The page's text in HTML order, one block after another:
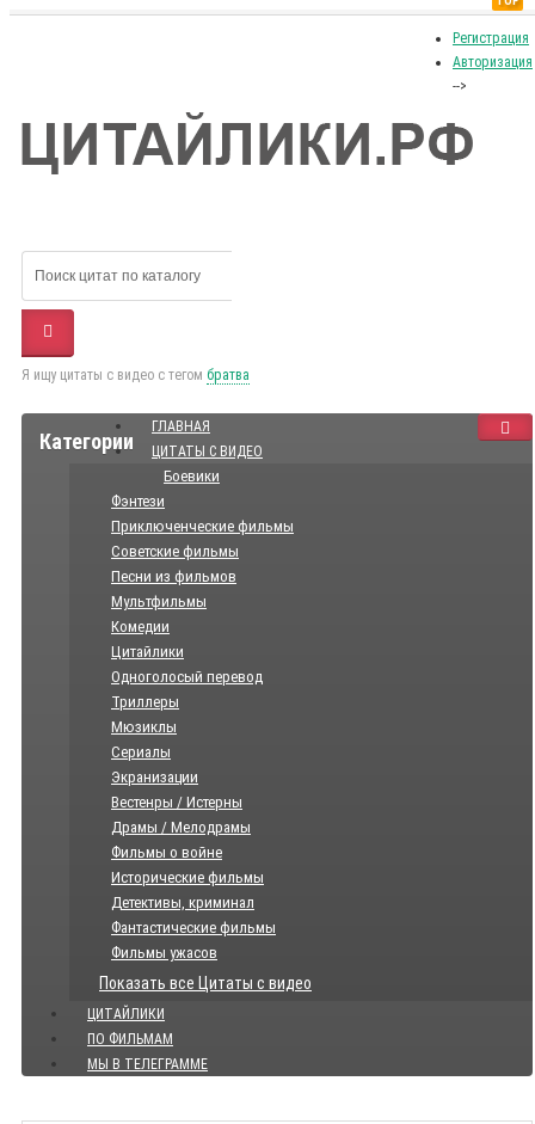
Регистрация
Авторизация
-->
Я ищу цитаты с видео с тегом братва
Категории
ГЛАВНАЯ
ЦИТАТЫ С ВИДЕО
Боевики
Фэнтези
Приключенческие фильмы
Советские фильмы
Песни из фильмов
Мультфильмы
Комедии
Цитайлики
Одноголосый перевод
Триллеры
Мюзиклы
Сериалы
Экранизации
Вестенры / Истерны
Драмы / Мелодрамы
Фильмы о войне
Исторические фильмы
Детективы, криминал
Фантастические фильмы
Фильмы ужасов
Показать все Цитаты с видео
ЦИТАЙЛИКИ
ПО ФИЛЬМАМ
МЫ В ТЕЛЕГРАММЕ